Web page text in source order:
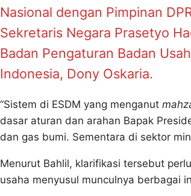
Nasional dengan Pimpinan
Sekretaris Negara Prasetyo
Badan Pengaturan Badan
Indonesia, Dony Oskaria.
“Sistem di ESDM yang menganut
dasar aturan dan arahan Bapak
dan gas bumi. Sementara di sektor
Menurut Bahlil, klarifikasi tersebut
usaha menyusul munculnya berbagai